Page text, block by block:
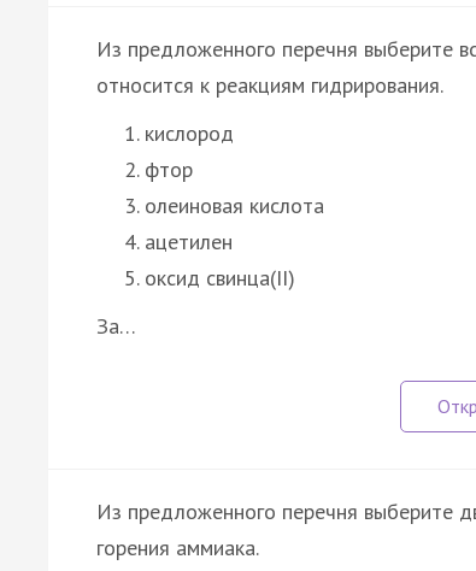
Из предложенного перечня выберите
относится к реакциям гидрирования.
кислород
фтор
олеиновая кислота
ацетилен
оксид свинца(II)
За…
Из предложенного перечня выберите
горения аммиака.